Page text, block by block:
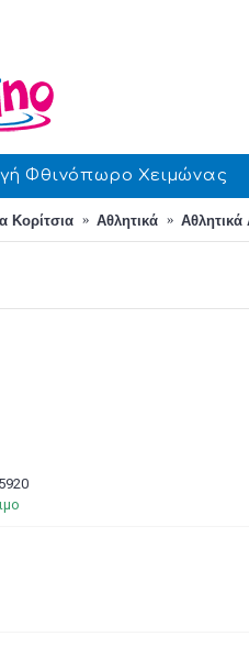
Φθινόπωρο Χειμώνας
Κορίτσια Αθλητικά Αθλητικά